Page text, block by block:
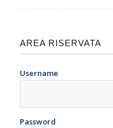
AREA RISERVATA
Username
Password